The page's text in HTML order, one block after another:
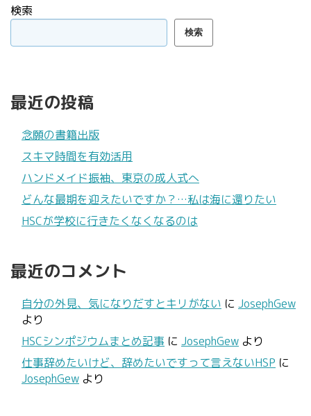
検索
検索
最近の投稿
念願の書籍出版
スキマ時間を有効活用
ハンドメイド振袖、東京の成人式へ
どんな最期を迎えたいですか？…私は海に還りたい
HSCが学校に行きたくなくなるのは
最近のコメント
自分の外見、気になりだすとキリがない に JosephGew
より
HSCシンポジウムまとめ記事 に JosephGew より
仕事辞めたいけど、辞めたいですって言えないHSP に
JosephGew より